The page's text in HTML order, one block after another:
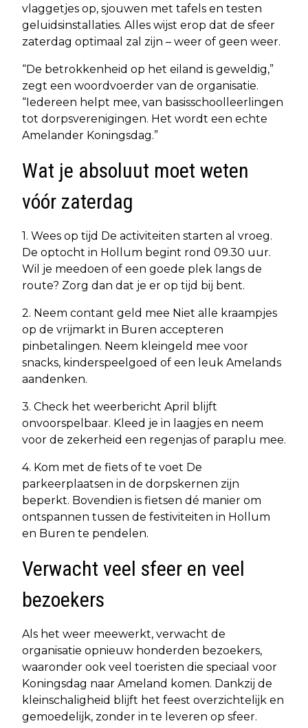
vlaggetjes op, sjouwen met tafels en testen
geluidsinstallaties. Alles wijst erop dat de sfeer
zaterdag optimaal zal zijn – weer of geen weer.
“De betrokkenheid op het eiland is geweldig,”
zegt een woordvoerder van de organisatie.
“Iedereen helpt mee, van basisschoolleerlingen
tot dorpsverenigingen. Het wordt een echte
Amelander Koningsdag.”
Wat je absoluut moet weten
vóór zaterdag
1. Wees op tijd De activiteiten starten al vroeg.
De optocht in Hollum begint rond 09.30 uur.
Wil je meedoen of een goede plek langs de
route? Zorg dan dat je er op tijd bij bent.
2. Neem contant geld mee Niet alle kraampjes
op de vrijmarkt in Buren accepteren
pinbetalingen. Neem kleingeld mee voor
snacks, kinderspeelgoed of een leuk Amelands
aandenken.
3. Check het weerbericht April blijft
onvoorspelbaar. Kleed je in laagjes en neem
voor de zekerheid een regenjas of paraplu mee.
4. Kom met de fiets of te voet De
parkeerplaatsen in de dorpskernen zijn
beperkt. Bovendien is fietsen dé manier om
ontspannen tussen de festiviteiten in Hollum
en Buren te pendelen.
Verwacht veel sfeer en veel
bezoekers
Als het weer meewerkt, verwacht de
organisatie opnieuw honderden bezoekers,
waaronder ook veel toeristen die speciaal voor
Koningsdag naar Ameland komen. Dankzij de
kleinschaligheid blijft het feest overzichtelijk en
gemoedelijk, zonder in te leveren op sfeer.